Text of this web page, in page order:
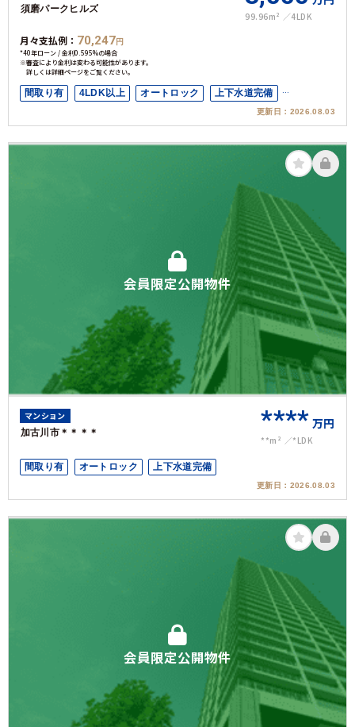
須磨パークヒルズ
99.96m² 4LDK
月々支払例： 70,247円
*40年ローン / 金利0.595%の場合
※審査により金利は変わる可能性があります。
詳しくは詳細ページをご覧ください。
間取り有 4LDK以上 オートロック
上下水道完備
更新日： 2026.08.03
会員限定公開物件
マンション
加古川市＊＊＊＊ **** 万円
**m² *LDK
間取り有 オートロック 上下水道完備
更新日： 2026.08.03
会員限定公開物件